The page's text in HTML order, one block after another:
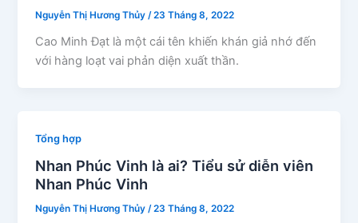
Nguyễn Thị Hương Thủy /23 Tháng 8, 2022
Cao Minh Đạt là một cái tên khiến khán giả nhớ đến
với hàng loạt vai phản diện xuất thần.
Tổng hợp
Nhan Phúc Vinh là ai? Tiểu sử diễn viên
Nhan Phúc Vinh
Nguyễn Thị Hương Thủy/23 Tháng 8, 2022